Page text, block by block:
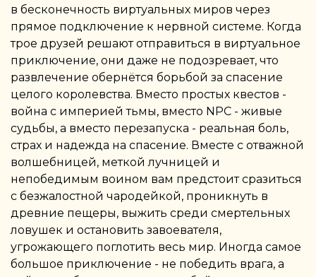
в бесконечность виртуальных миров через
прямое подключение к нервной системе. Когда
трое друзей решают отправиться в виртуальное
приключение, они даже не подозревает, что
развлечение обернётся борьбой за спасение
целого королевства. Вместо простых квестов -
война с империей тьмы, вместо NPC - живые
судьбы, а вместо перезапуска - реальная боль,
страх и надежда на спасение. Вместе с отважной
волшебницей, меткой лучницей и
непобедимым воином вам предстоит сразиться
с безжалостной чародейкой, проникнуть в
древние пещеры, выжить среди смертельных
ловушек и остановить завоевателя,
угрожающего поглотить весь мир. Иногда самое
большое приключение - не победить врага, а